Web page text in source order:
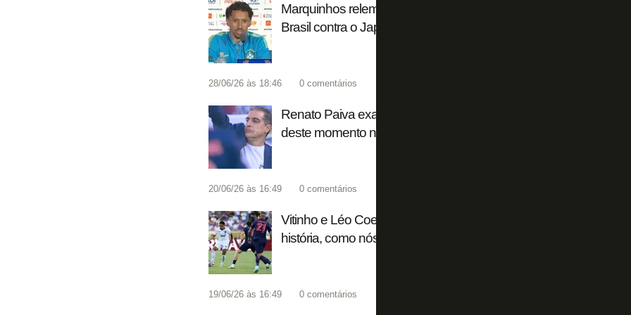
Marquinhos relembra vitória do Botafogo sobre o PSG ao falar
Brasil contra o Japão: 'Temos que mostrar dentro de campo'
28/06/26 às 18:46 0 comentários
Renato Paiva exalta um ano de vitória do Botafogo sobre o
deste momento na linda história de um clube marcante'
20/06/26 às 16:49 0 comentários
Vitinho e Léo Coelho recordam vitória do Botafogo sobre PSG:
história, como nós’
19/06/26 às 16:49 0 comentários